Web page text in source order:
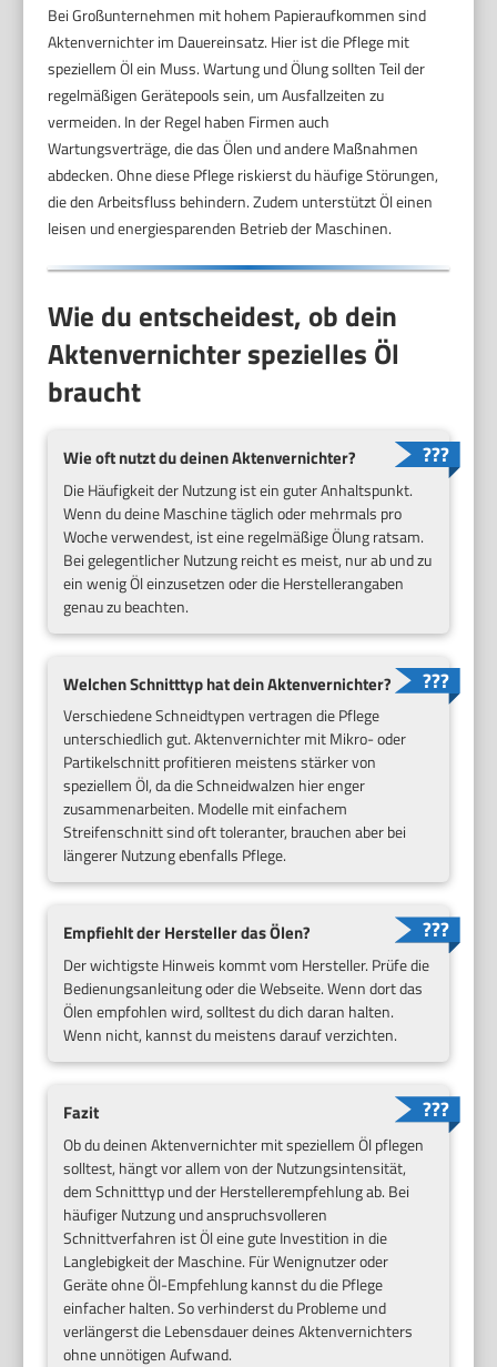
Bei Großunternehmen mit hohem Papieraufkommen sind
Aktenvernichter im Dauereinsatz. Hier ist die Pflege mit
speziellem Öl ein Muss. Wartung und Ölung sollten Teil der
regelmäßigen Gerätepools sein, um Ausfallzeiten zu
vermeiden. In der Regel haben Firmen auch
Wartungsverträge, die das Ölen und andere Maßnahmen
abdecken. Ohne diese Pflege riskierst du häufige Störungen,
die den Arbeitsfluss behindern. Zudem unterstützt Öl einen
leisen und energiesparenden Betrieb der Maschinen.
Wie du entscheidest, ob dein
Aktenvernichter spezielles Öl
braucht
Wie oft nutzt du deinen Aktenvernichter?
Die Häufigkeit der Nutzung ist ein guter Anhaltspunkt.
Wenn du deine Maschine täglich oder mehrmals pro
Woche verwendest, ist eine regelmäßige Ölung ratsam.
Bei gelegentlicher Nutzung reicht es meist, nur ab und zu
ein wenig Öl einzusetzen oder die Herstellerangaben
genau zu beachten.
Welchen Schnitttyp hat dein Aktenvernichter?
Verschiedene Schneidtypen vertragen die Pflege
unterschiedlich gut. Aktenvernichter mit Mikro- oder
Partikelschnitt profitieren meistens stärker von
speziellem Öl, da die Schneidwalzen hier enger
zusammenarbeiten. Modelle mit einfachem
Streifenschnitt sind oft toleranter, brauchen aber bei
längerer Nutzung ebenfalls Pflege.
Empfiehlt der Hersteller das Ölen?
Der wichtigste Hinweis kommt vom Hersteller. Prüfe die
Bedienungsanleitung oder die Webseite. Wenn dort das
Ölen empfohlen wird, solltest du dich daran halten.
Wenn nicht, kannst du meistens darauf verzichten.
Fazit
Ob du deinen Aktenvernichter mit speziellem Öl pflegen
solltest, hängt vor allem von der Nutzungsintensität,
dem Schnitttyp und der Herstellerempfehlung ab. Bei
häufiger Nutzung und anspruchsvolleren
Schnittverfahren ist Öl eine gute Investition in die
Langlebigkeit der Maschine. Für Wenignutzer oder
Geräte ohne Öl-Empfehlung kannst du die Pflege
einfacher halten. So verhinderst du Probleme und
verlängerst die Lebensdauer deines Aktenvernichters
ohne unnötigen Aufwand.